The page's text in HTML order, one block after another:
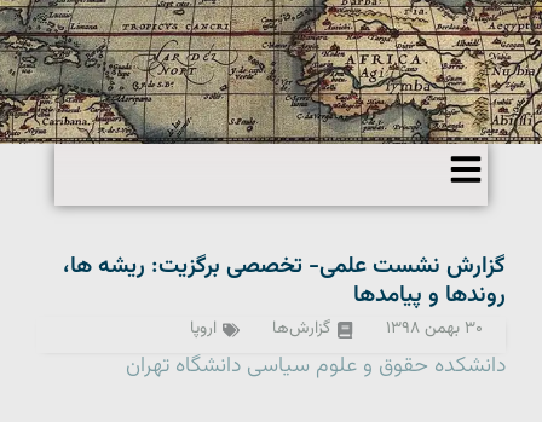
گزارش نشست علمی- تخصصی برگزیت: ریشه ها،
روندها و پیامدها
۳۰ بهمن ۱۳۹۸ گزارش‌ها اروپا
دانشکده حقوق و علوم سیاسی دانشگاه تهران